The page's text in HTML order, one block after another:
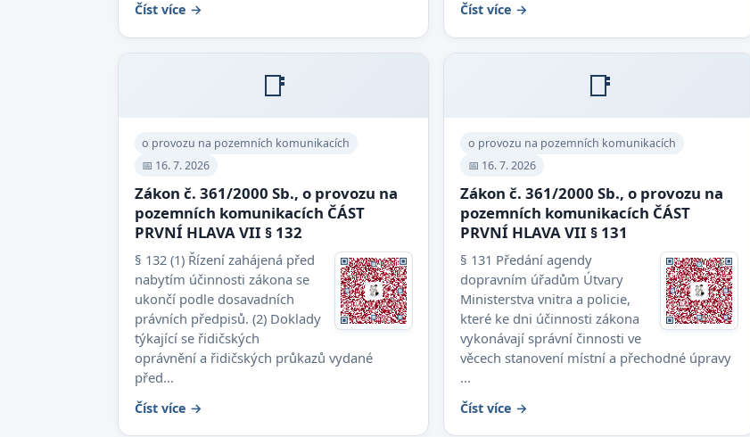
Číst více → Číst více →
📑
o provozu na pozemních komunikacích
📅 16. 7. 2026
Zákon č. 361/2000 Sb., o provozu na
pozemních komunikacích ČÁST
PRVNÍ HLAVA VII § 132
§ 132 (1) Řízení zahájená před
nabytím účinnosti zákona se
ukončí podle dosavadních
právních předpisů. (2) Doklady
týkající se řidičských
oprávnění a řidičských průkazů vydané
před...
Číst více →
📑
o provozu na pozemních komunikacích
📅 16. 7. 2026
Zákon č. 361/2000 Sb., o provozu na
pozemních komunikacích ČÁST
PRVNÍ HLAVA VII § 131
§ 131 Předání agendy
dopravním úřadům Útvary
Ministerstva vnitra a policie,
které ke dni účinnosti zákona
vykonávají správní činnosti ve
věcech stanovení místní a přechodné úpravy
...
Číst více →